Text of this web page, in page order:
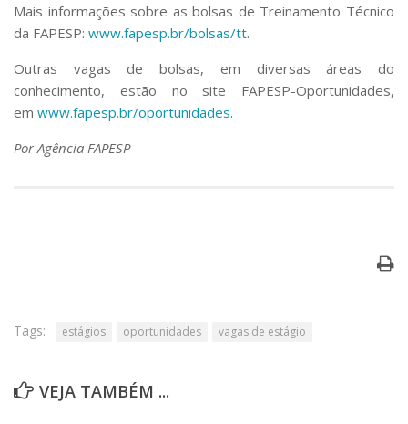
Mais informações sobre as bolsas de Treinamento Técnico
da FAPESP: www.fapesp.br/bolsas/tt.
Outras vagas de bolsas, em diversas áreas do
conhecimento, estão no site FAPESP-Oportunidades,
em www.fapesp.br/oportunidades.
Por Agência FAPESP
Tags: estágios oportunidades vagas de estágio
VEJA TAMBÉM ...